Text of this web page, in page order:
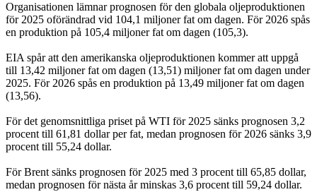
Organisationen lämnar prognosen för den globala oljeproduktionen
för 2025 oförändrad vid 104,1 miljoner fat om dagen. För 2026 spås
en produktion på 105,4 miljoner fat om dagen (105,3).
EIA spår att den amerikanska oljeproduktionen kommer att uppgå
till 13,42 miljoner fat om dagen (13,51) miljoner fat om dagen under
2025. För 2026 spås en produktion på 13,49 miljoner fat om dagen
(13,56).
För det genomsnittliga priset på WTI för 2025 sänks prognosen 3,2
procent till 61,81 dollar per fat, medan prognosen för 2026 sänks 3,9
procent till 55,24 dollar.
För Brent sänks prognosen för 2025 med 3 procent till 65,85 dollar,
medan prognosen för nästa år minskas 3,6 procent till 59,24 dollar.